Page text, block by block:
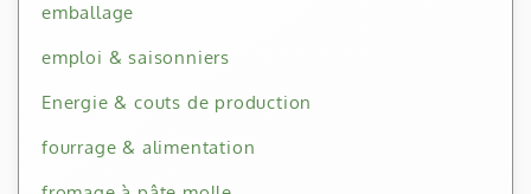
emballage
emploi & saisonniers
Energie & couts de production
fourrage & alimentation